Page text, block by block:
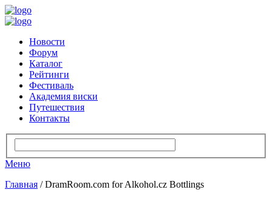
Новости
Форум
Каталог
Рейтинги
Фестиваль
Академия виски
Путешествия
Контакты
Меню
Главная / DramRoom.com for Alkohol.cz Bottlings